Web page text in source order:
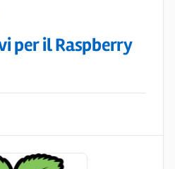
per il Raspberry